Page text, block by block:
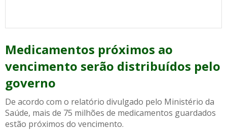
Medicamentos próximos ao
vencimento serão distribuídos pelo
governo
De acordo com o relatório divulgado pelo Ministério da
Saúde, mais de 75 milhões de medicamentos guardados
estão próximos do vencimento.